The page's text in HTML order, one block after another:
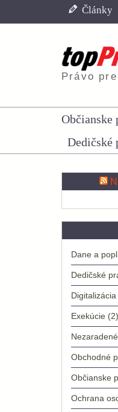
Články
Právo
Občianske
Dedičské
Dane a
Dedičské
Exekúcie (2)
Nezaradené
Obchodné
Občianske
Ochrana